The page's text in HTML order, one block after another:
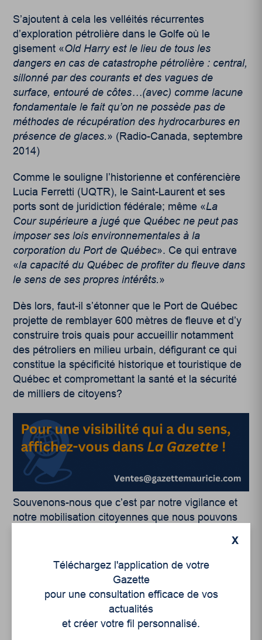
S’ajoutent à cela les velléités récurrentes
d’exploration pétrolière dans le Golfe où le
gisement «Old Harry est le lieu de tous les
dangers en cas de catastrophe pétrolière : central,
sillonné par des courants et des vagues de
surface, entouré de côtes…(avec) comme lacune
fondamentale le fait qu’on ne possède pas de
méthodes de récupération des hydrocarbures en
présence de glaces.» (Radio-Canada, septembre
2014)
Comme le souligne l’historienne et conférencière
Lucia Ferretti (UQTR), le Saint-Laurent et ses
ports sont de juridiction fédérale; même «La
Cour supérieure a jugé que Québec ne peut pas
imposer ses lois environnementales à la
corporation du Port de Québec». Ce qui entrave
«la capacité du Québec de profiter du fleuve dans
le sens de ses propres intérêts.»
Dès lors, faut-il s’étonner que le Port de Québec
projette de remblayer 600 mètres de fleuve et d’y
construire trois quais pour accueillir notamment
des pétroliers en milieu urbain, défigurant ce qui
constitue la spécificité historique et touristique de
Québec et compromettant la santé et la sécurité
de milliers de citoyens?
Souvenons-nous que c’est par notre vigilance et
notre mobilisation citoyennes que nous pouvons
X
Téléchargez l'application de votre
Gazette
pour une consultation efficace de vos
actualités
et créer votre fil personnalisé.